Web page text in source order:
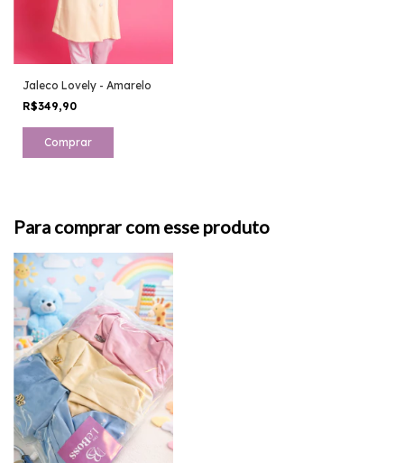
Jaleco Lovely - Amarelo
R$349,90
Comprar
Para comprar com esse produto